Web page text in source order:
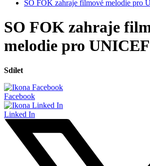
SO FOK zahraje filmové melodie pro
SO FOK zahraje
melodie pro UNICEF
Sdílet
Facebook
Linked In